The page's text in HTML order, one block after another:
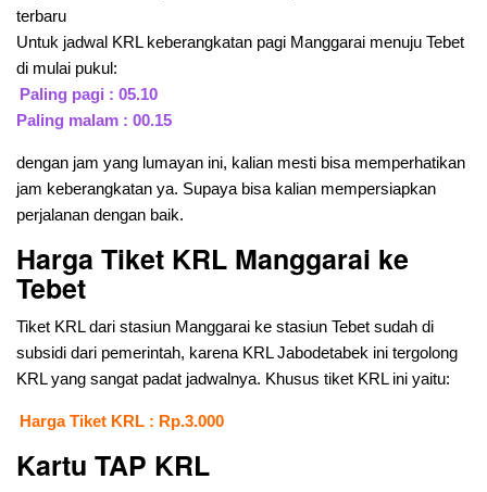
terbaru
Untuk jadwal KRL keberangkatan pagi Manggarai menuju Tebet
di mulai pukul:
Paling pagi : 05.10
Paling malam : 00.15
dengan jam yang lumayan ini, kalian mesti bisa memperhatikan
jam keberangkatan ya. Supaya bisa kalian mempersiapkan
perjalanan dengan baik.
Harga Tiket KRL Manggarai ke
Tebet
Tiket KRL dari stasiun Manggarai ke stasiun Tebet sudah di
subsidi dari pemerintah, karena KRL Jabodetabek ini tergolong
KRL yang sangat padat jadwalnya. Khusus tiket KRL ini yaitu:
Harga Tiket KRL : Rp.3.000
Kartu TAP KRL